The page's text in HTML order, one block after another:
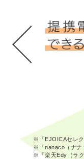
※「EJOICAセレク
※「nanaco（ナナ
※「楽天Edy（ラ